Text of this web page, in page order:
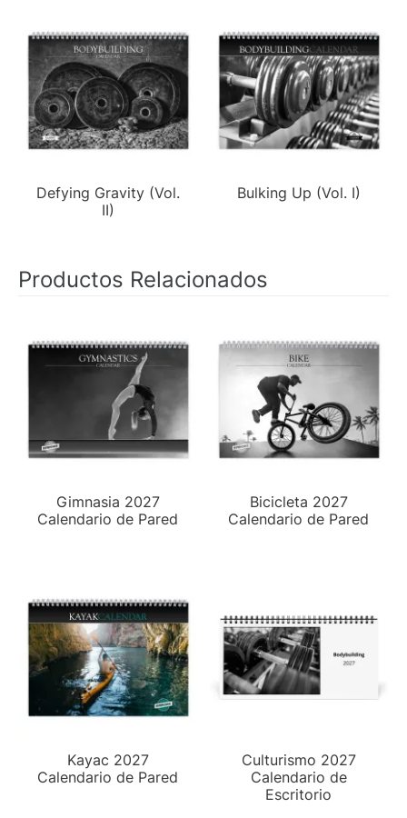
Defying Gravity (Vol.
II)
Bulking Up (Vol. I)
Productos Relacionados
Gimnasia 2027
Calendario de Pared
Bicicleta 2027
Calendario de Pared
Kayac 2027
Calendario de Pared
Culturismo 2027
Calendario de
Escritorio